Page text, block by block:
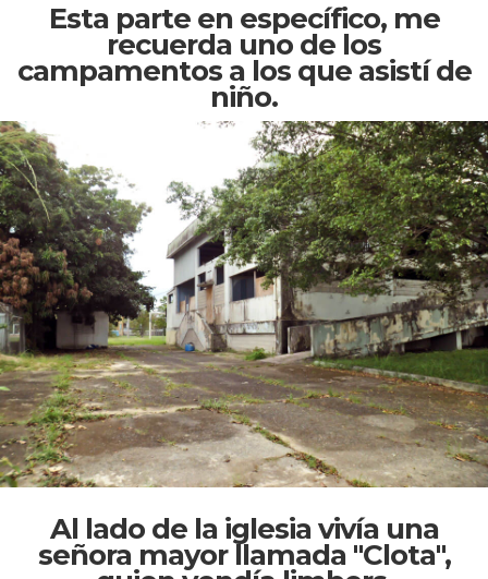
Esta parte en específico, me
recuerda uno de los
campamentos a los que asistí de
niño.
Al lado de la iglesia vivía una
señora mayor llamada "Clota",